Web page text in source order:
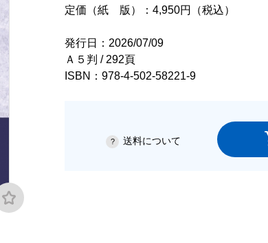
定価（紙 版）：4,950円（税込）
発行日：2026/07/09
Ａ５判 / 292頁
ISBN：978-4-502-58221-9
送料について